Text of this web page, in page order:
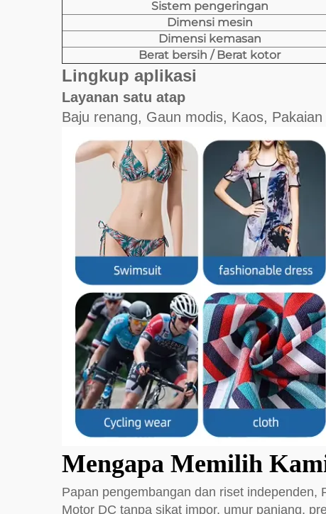
Sistem pengeringan
Dimensi mesin
Dimensi kemasan
Berat bersih / Berat kotor
Lingkup aplikasi
Layanan satu atap
Baju renang, Gaun modis, Kaos,
Mengapa Memilih
Papan pengembangan dan riset
Motor DC tanpa sikat impor, umur panjang,